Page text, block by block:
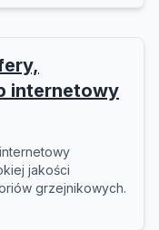
internetowy
jakości
grzejnikowych.